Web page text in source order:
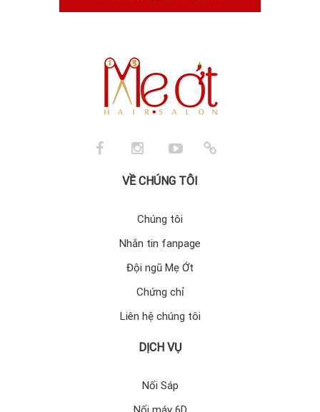
VỀ CHÚNG TÔI
Chúng tôi
Nhắn tin fanpage
Đội ngũ Mẹ Ớt
Chứng chỉ
Liên hệ chúng tôi
DỊCH VỤ
Nối Sáp